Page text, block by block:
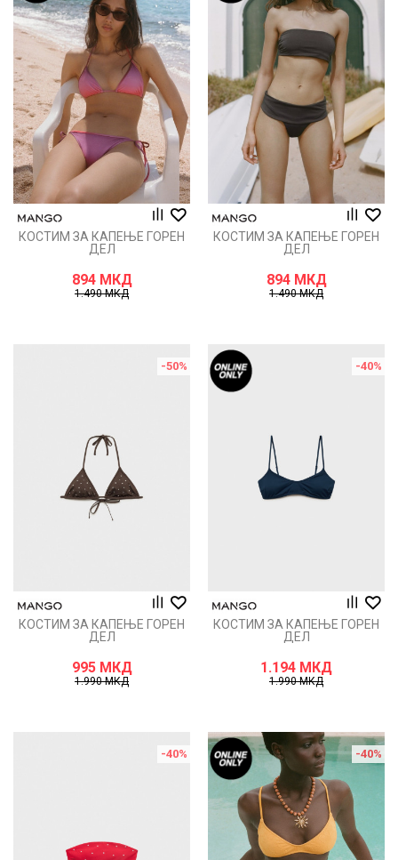
КОСТИМ ЗА КАПЕЊЕ ГОРЕН
ДЕЛ
894 МКД
1.490МКД
КОСТИМ ЗА КАПЕЊЕ ГОРЕН
ДЕЛ
894 МКД
1.490МКД
-50%
КОСТИМ ЗА КАПЕЊЕ ГОРЕН
ДЕЛ
995 МКД
1.990МКД
-40%
КОСТИМ ЗА КАПЕЊЕ ГОРЕН
ДЕЛ
1.194 МКД
1.990МКД
-40% -40%